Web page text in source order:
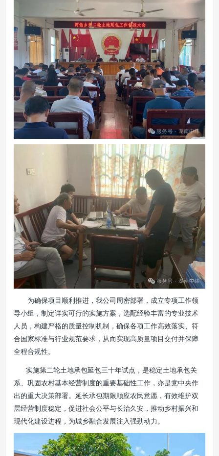
为确保项目顺利推进，我公司周密部署，成立专项工作领
导小组，制定详实可行的实施方案，选配经验丰富的专业技术
人员，构建严格的质量控制机制，确保各项工作高效落实、符
合国家标准与行业规范要求，从而实现高质量项目交付并保障
全程合规性。
实施第二轮土地承包延包三十年试点，是稳定土地承包关
系、巩固农村基本经营制度的重要基础性工作，亦是党中央作
出的重大决策部署。延长承包期限顺应农民意愿，有效维护双
层经营制度稳定，促进社会公平与长治久安，推动乡村振兴和
现代化建设进程，为城乡融合发展注入强劲动力。